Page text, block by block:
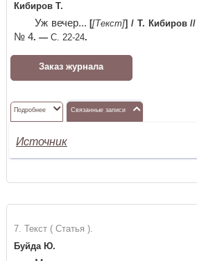
Кибиров Т.
Уж вечер... [[Текст]] / Т. Кибиров //
№ 4. —С. 22-24.
Заказ журнала
Подробнее Связанные записи
Источник
7. Текст ( Статья ).
Буйда Ю.